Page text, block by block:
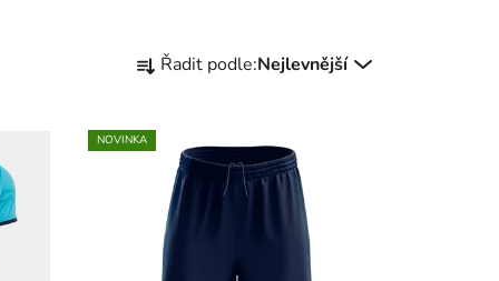
a
e
n
Řadit podle:Nejlevnější
NOVINKA